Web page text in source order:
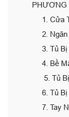
PHƯƠNG
1. Cửa
2.
3. Tủ
4. Bề
5. Tủ
6. Tủ
7. Tay